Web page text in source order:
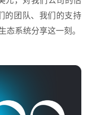
的团队、我们的支持
态系统分享这一刻。